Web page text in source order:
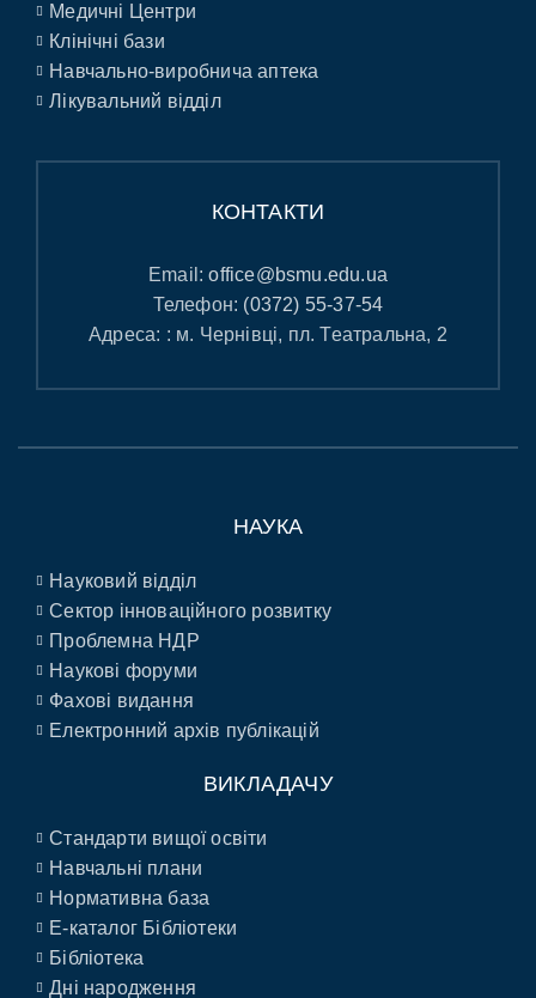
Медичні Центри
Клінічні бази
Навчально-виробнича аптека
Лікувальний відділ
КОНТАКТИ
Email:office@bsmu.edu.ua
Телефон: (0372) 55-37-54
Адреса: : м. Чернівці, пл. Театральна, 2
НАУКА
Науковий відділ
Сектор інноваційного розвитку
Проблемна НДР
Наукові форуми
Фахові видання
Електронний архів публікацій
ВИКЛАДАЧУ
Стандарти вищої освіти
Навчальні плани
Нормативна база
E-каталог Бібліотеки
Бібліотека
Дні народження